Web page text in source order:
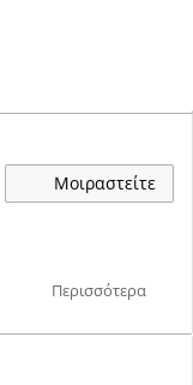
Μοιραστείτε
Περισσότερα